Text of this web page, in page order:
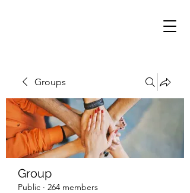
Groups
Group
Public · 264 members